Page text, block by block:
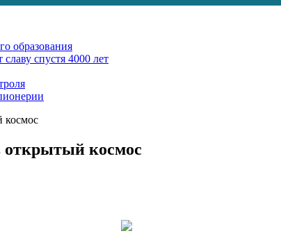
образования
спустя 4000 лет
космос
открытый космос